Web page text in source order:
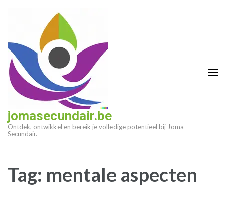
(druk
enter)
jomasecundair.be
Ontdek, ontwikkel en bereik je volledige potentieel bij Joma
Secundair.
Tag: mentale aspecten